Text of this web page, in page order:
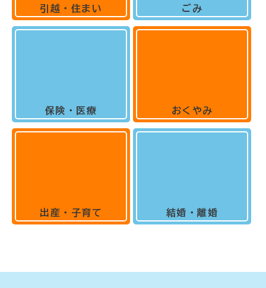
引越・住まい
保険・医療
出産・子育て
ごみ
おくやみ
結婚・離婚